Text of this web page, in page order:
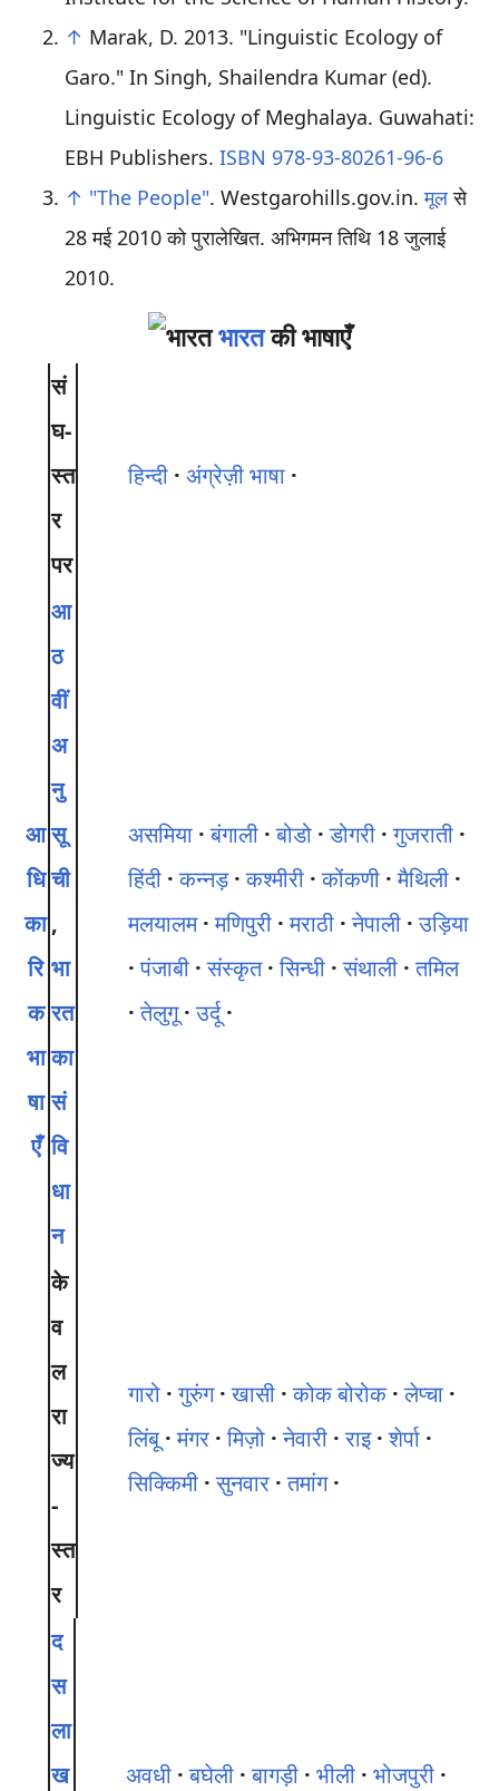
↑ Marak, D. 2013. "Linguistic Ecology of
Garo." In Singh, Shailendra Kumar (ed).
Linguistic Ecology of Meghalaya. Guwahati:
EBH Publishers. ISBN 978-93-80261-96-6
↑ "The People". Westgarohills.gov.in.मूलसे
28 मई 2010 को पुरालेखित. अभिगमन तिथि 18 जुलाई
2010.
भारतकी भाषाएँ
आ
धि
का
रि
क
भा
षा
एँ
सं
घ-
स्त
र
पर
हिन्दी अंग्रेज़ी भाषा
आ
ठ
वीं
अ
नु
सू
ची
,
भा
रत
का
सं
वि
धा
न
असमिया बंगाली बोडो डोगरी गुजराती
हिंदी कन्नड़ कश्मीरी कोंकणी मैथिली
मलयालम मणिपुरी मराठी नेपाली उड़िया
पंजाबी संस्कृत सिन्धी संथाली तमिल
तेलुगू उर्दू
के
व
ल
रा
ज्य
-
स्त
र
गारो गुरुंग खासी कोक बोरोक लेप्चा
लिंबू मंगर मिज़ो नेवारी राइ शेर्पा
सिक्किमी सुनवार तमांग
द
स
ला
ख
अवधी बघेली बागड़ी भीली भोजपुरी